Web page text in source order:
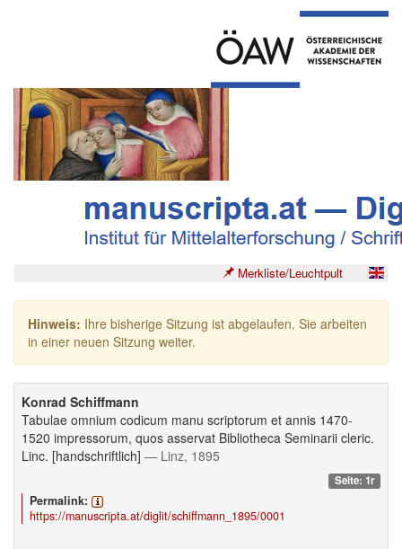
Merkliste/Leuchtpult
Hinweis: Ihre bisherige Sitzung ist abgelaufen. Sie arbeiten
in einer neuen Sitzung weiter.
Konrad Schiffmann
Tabulae omnium codicum manu scriptorum et annis 1470-
1520 impressorum, quos asservat Bibliotheca Seminarii cleric.
Linc. [handschriftlich] — Linz, 1895
Seite: 1r
Permalink:
https://manuscripta.at/diglit/schiffmann_1895/0001